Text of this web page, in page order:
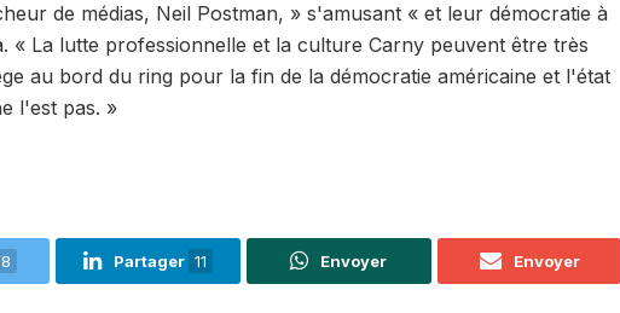
de médias, Neil Postman, » s'amusant « et leur démocratie à
« La lutte professionnelle et la culture Carny peuvent être très
au bord du ring pour la fin de la démocratie américaine et l'état
l'est pas. »
Partager 11 Envoyer Envoyer